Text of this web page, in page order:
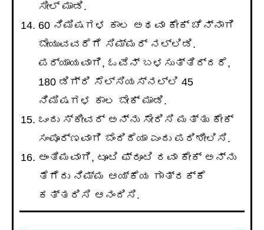
ಸೀಲ್ ಮಾಡಿ.
60 ನಿಮಿಷಗಳ ಕಾಲ ಅಥವಾ ಕೇಕ್ ಚೆನ್ನಾಗಿ
ಬೇಯುವವರೆಗೆ ಸಿಮ್ಮರ್ ನಲ್ಲಿಡಿ.
ಪರ್ಯಾಯವಾಗಿ, ಓವೆನ್ ಬಳಸುತ್ತಿದ್ದರೆ,
180 ಡಿಗ್ರಿ ಸೆಲ್ಸಿಯಸ್ನಲ್ಲಿ 45
ನಿಮಿಷಗಳ ಕಾಲ ಬೇಕ್ ಮಾಡಿ.
ಒಂದು ಸ್ಕೀವರ್ ಅನ್ನು ಸೇರಿಸಿ ಮತ್ತು ಕೇಕ್
ಸಂಪೂರ್ಣವಾಗಿ ಬೆಂದಿದೆಯಾ ಎಂದು ಪರಿಶೀಲಿಸಿ.
ಅಂತಿಮವಾಗಿ, ಟೂಟಿ ಫ್ರೂಟಿ ರವಾ ಕೇಕ್ ಅನ್ನು
ತೆಗೆದು ನಿಮ್ಮ ಆಯ್ಕೆಯ ಗಾತ್ರಕ್ಕೆ
ಕತ್ತರಿಸಿ ಆನಂದಿಸಿ.